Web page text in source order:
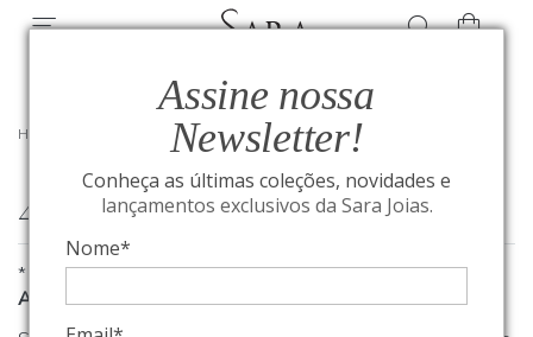
Assine nossa
Newsletter!
Conheça as últimas coleções, novidades e
lançamentos exclusivos da Sara Joias.
Nome*
HOME
404
*
A página que você procura não foi encontrada